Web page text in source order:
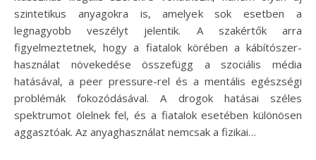
szintetikus anyagokra is, amelyek sok esetben a
legnagyobb veszélyt jelentik. A szakértők arra
figyelmeztetnek, hogy a fiatalok körében a kábítószer-
használat növekedése összefügg a szociális média
hatásával, a peer pressure-rel és a mentális egészségi
problémák fokozódásával. A drogok hatásai széles
spektrumot ölelnek fel, és a fiatalok esetében különösen
aggasztóak. Az anyaghasználat nemcsak a fizikai…